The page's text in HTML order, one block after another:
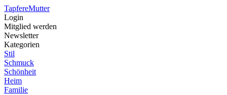
TapfereMutter
Login
Mitglied werden
Newsletter
Kategorien
Stil
Schmuck
Schönheit
Heim
Familie